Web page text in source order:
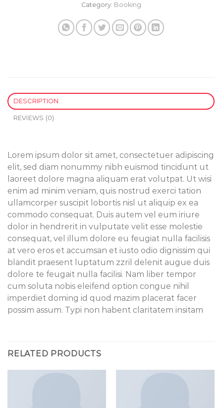
Category: Booking
DESCRIPTION
REVIEWS (0)
Lorem ipsum dolor sit amet, consectetuer adipiscing
elit, sed diam nonummy nibh euismod tincidunt ut
laoreet dolore magna aliquam erat volutpat. Ut wisi
enim ad minim veniam, quis nostrud exerci tation
ullamcorper suscipit lobortis nisl ut aliquip ex ea
commodo consequat. Duis autem vel eum iriure
dolor in hendrerit in vulputate velit esse molestie
consequat, vel illum dolore eu feugiat nulla facilisis
at vero eros et accumsan et iusto odio dignissim qui
blandit praesent luptatum zzril delenit augue duis
dolore te feugait nulla facilisi. Nam liber tempor
cum soluta nobis eleifend option congue nihil
imperdiet doming id quod mazim placerat facer
possim assum. Typi non habent claritatem insitam
RELATED PRODUCTS